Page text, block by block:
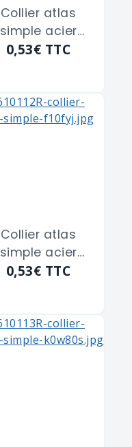
Collier atlas
simple acier
zingué blanc
m/m
0,53€ TTC
Collier atlas
simple acier
zingué blanc
m/m
0,53€ TTC